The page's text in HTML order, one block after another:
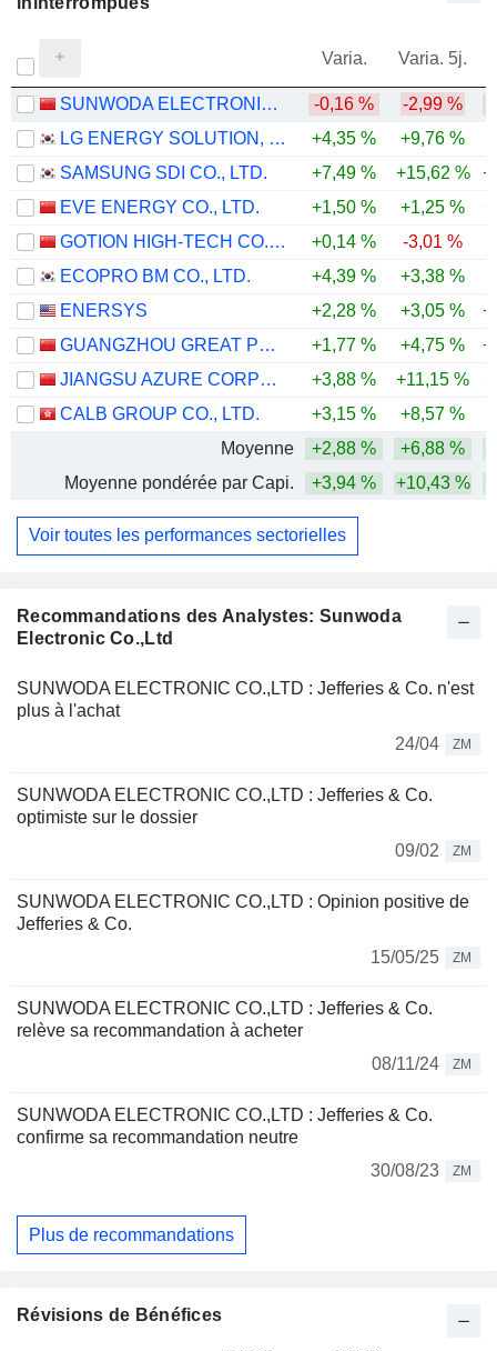
Recommandations des Analystes: Sunwoda
Electronic Co.,Ltd
SUNWODA ELECTRONIC CO.,LTD : Jefferies & Co. n'est
plus à l'achat
24/04
ZM
SUNWODA ELECTRONIC CO.,LTD : Jefferies & Co.
optimiste sur le dossier
09/02
ZM
SUNWODA ELECTRONIC CO.,LTD : Opinion positive de
Jefferies & Co.
15/05/25
ZM
SUNWODA ELECTRONIC CO.,LTD : Jefferies & Co.
relève sa recommandation à acheter
08/11/24
ZM
SUNWODA ELECTRONIC CO.,LTD : Jefferies & Co.
confirme sa recommandation neutre
30/08/23
ZM
Plus de recommandations
Varia. Varia. 5j.
SUNWODA ELECTRONIC CO.,LTD -0,16 % -2,99 %
LG ENERGY SOLUTION, LTD.
+4,35 % +9,76 %
SAMSUNG SDI CO., LTD.
+7,49 % +15,62 %
EVE ENERGY CO., LTD.
+1,50 % +1,25 %
GOTION HIGH-TECH CO.,LTD.
+0,14 % -3,01 %
ECOPRO BM CO., LTD.
+4,39 % +3,38 %
ENERSYS
+2,28 % +3,05 %
GUANGZHOU GREAT POWER ENERGY AND TECHNOLOGY CO., LTD
+1,77 % +4,75 %
JIANGSU AZURE CORPORATION
+3,88 % +11,15 %
CALB GROUP CO., LTD.
+3,15 % +8,57 %
Moyenne
+2,88 % +6,88 %
Moyenne pondérée par Capi.
+3,94 % +10,43 %
Voir toutes les performances sectorielles
Révisions de Bénéfices